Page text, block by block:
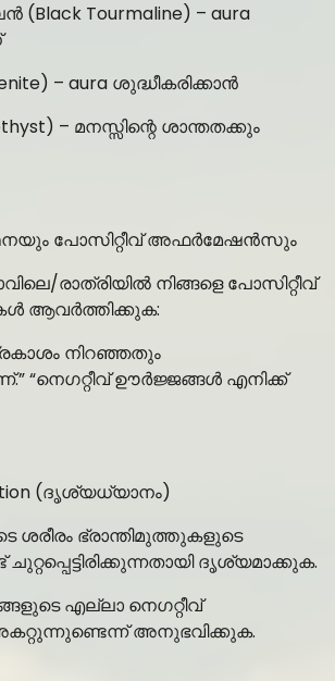
Tourmaline) – aura
– aura ശുദ്ധീകരിക്കാൻ
– മനസ്സിന്റെ ശാന്തതക്കും
പോസിറ്റീവ് അഫർമേഷൻസും
രാത്രിയിൽ നിങ്ങളെ പോസിറ്റീവ്
ആവർത്തിക്കുക:
നിറഞ്ഞതും
“നെഗറ്റീവ് ഊർജ്ജങ്ങൾ എനിക്ക്
(ദൃശ്യധ്യാനം)
ശരീരം ഭ്രാന്തിമുത്തുകളുടെ
ദൃശ്യമാക്കുക.
എല്ലാ നെഗറ്റീവ്
അനുഭവിക്കുക.